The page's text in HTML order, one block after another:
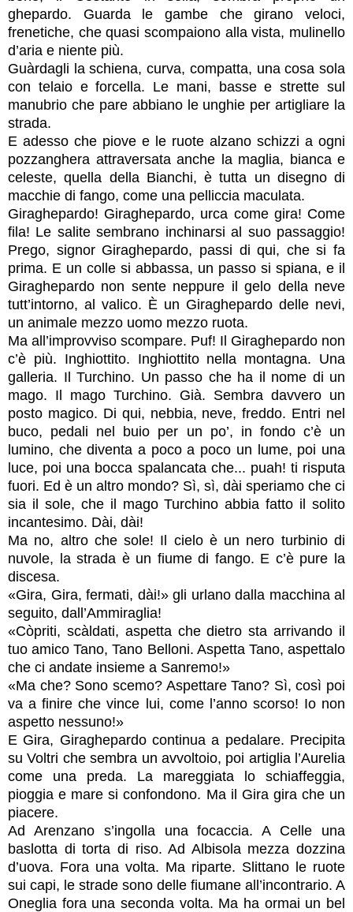
ghepardo. Guarda le gambe che girano veloci,
frenetiche, che quasi scompaiono alla vista, mulinello
d’aria e niente più.
Guàrdagli la schiena, curva, compatta, una cosa sola
con telaio e forcella. Le mani, basse e strette sul
manubrio che pare abbiano le unghie per artigliare la
strada.
E adesso che piove e le ruote alzano schizzi a ogni
pozzanghera attraversata anche la maglia, bianca e
celeste, quella della Bianchi, è tutta un disegno di
macchie di fango, come una pelliccia maculata.
Giraghepardo! Giraghepardo, urca come gira! Come
fila! Le salite sembrano inchinarsi al suo passaggio!
Prego, signor Giraghepardo, passi di qui, che si fa
prima. E un colle si abbassa, un passo si spiana, e il
Giraghepardo non sente neppure il gelo della neve
tutt’intorno, al valico. È un Giraghepardo delle nevi,
un animale mezzo uomo mezzo ruota.
Ma all’improvviso scompare. Puf! Il Giraghepardo non
c’è più. Inghiottito. Inghiottito nella montagna. Una
galleria. Il Turchino. Un passo che ha il nome di un
mago. Il mago Turchino. Già. Sembra davvero un
posto magico. Di qui, nebbia, neve, freddo. Entri nel
buco, pedali nel buio per un po’, in fondo c’è un
lumino, che diventa a poco a poco un lume, poi una
luce, poi una bocca spalancata che... puah! ti risputa
fuori. Ed è un altro mondo? Sì, sì, dài speriamo che ci
sia il sole, che il mago Turchino abbia fatto il solito
incantesimo. Dài, dài!
Ma no, altro che sole! Il cielo è un nero turbinio di
nuvole, la strada è un fiume di fango. E c’è pure la
discesa.
«Gira, Gira, fermati, dài!» gli urlano dalla macchina al
seguito, dall’Ammiraglia!
«Còpriti, scàldati, aspetta che dietro sta arrivando il
tuo amico Tano, Tano Belloni. Aspetta Tano, aspettalo
che ci andate insieme a Sanremo!»
«Ma che? Sono scemo? Aspettare Tano? Sì, così poi
va a finire che vince lui, come l’anno scorso! Io non
aspetto nessuno!»
E Gira, Giraghepardo continua a pedalare. Precipita
su Voltri che sembra un avvoltoio, poi artiglia l’Aurelia
come una preda. La mareggiata lo schiaffeggia,
pioggia e mare si confondono. Ma il Gira gira che un
piacere.
Ad Arenzano s’ingolla una focaccia. A Celle una
baslotta di torta di riso. Ad Albisola mezza dozzina
d’uova. Fora una volta. Ma riparte. Slittano le ruote
sui capi, le strade sono delle fiumane all’incontrario. A
Oneglia fora una seconda volta. Ma ha ormai un bel